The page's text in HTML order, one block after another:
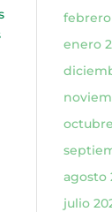
enero
agosto
julio